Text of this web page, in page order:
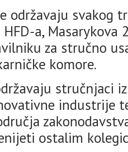
održavaju svakog
a, Masarykova
za stručno
komore.
stručnjaci
industrije
ostalim